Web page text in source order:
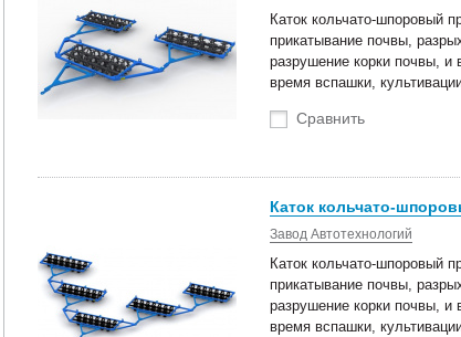
Каток кольчато-шпоровый
прикатывание почвы,
разрушение корки почвы, и
время вспашки,
Сравнить
Каток кольчато-
Завод Автотехнологий
Каток кольчато-шпоровый
прикатывание почвы,
разрушение корки почвы, и
время вспашки,